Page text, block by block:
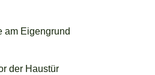
am Eigengrund
der Haustür